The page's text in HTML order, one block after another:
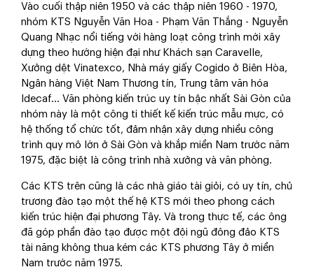
Vào cuối thập niên 1950 và các thập niên 1960 - 1970,
nhóm KTS Nguyễn Văn Hoa - Phạm Văn Thắng - Nguyễn
Quang Nhạc nổi tiếng với hàng loạt công trình mới xây
dựng theo hướng hiện đại như Khách sạn Caravelle,
Xưởng dệt Vinatexco, Nhà máy giấy Cogido ở Biên Hòa,
Ngân hàng Việt Nam Thương tín, Trung tâm văn hóa
Idecaf... Văn phòng kiến trúc uy tín bậc nhất Sài Gòn của
nhóm này là một công ti thiết kế kiến trúc mẫu mực, có
hệ thống tổ chức tốt, đảm nhận xây dựng nhiều công
trình quy mô lớn ở Sài Gòn và khắp miền Nam trước năm
1975, đặc biệt là công trình nhà xưởng và văn phòng.
Các KTS trên cũng là các nhà giáo tài giỏi, có uy tín, chủ
trương đào tạo một thế hệ KTS mới theo phong cách
kiến trúc hiện đại phương Tây. Và trong thực tế, các ông
đã góp phần đào tạo được một đội ngũ đông đảo KTS
tài năng không thua kém các KTS phương Tây ở miền
Nam trước năm 1975.